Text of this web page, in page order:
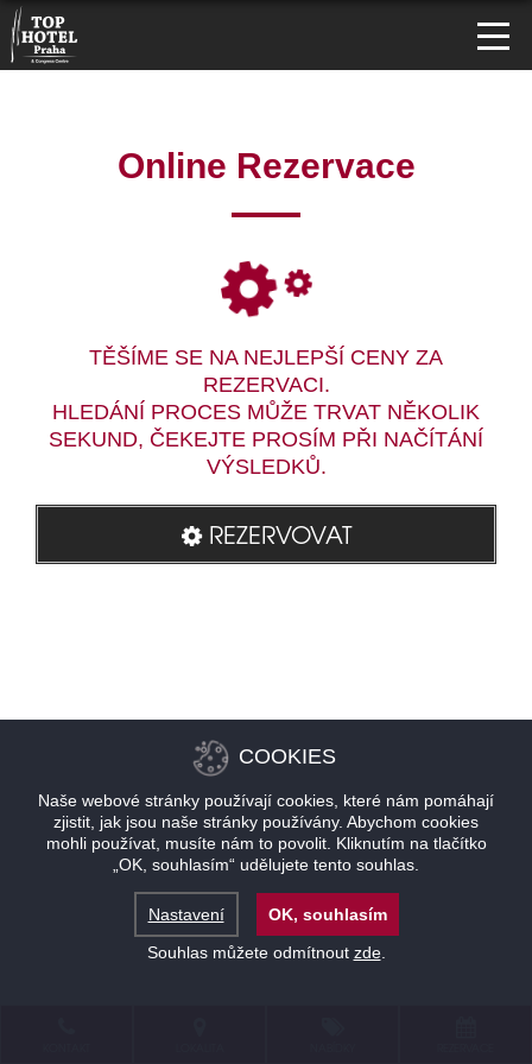
Online Rezervace
TĚŠÍME SE NA NEJLEPŠÍ CENY ZA
REZERVACI.
HLEDÁNÍ PROCES MŮŽE TRVAT NĚKOLIK
SEKUND, ČEKEJTE PROSÍM PŘI NAČÍTÁNÍ
VÝSLEDKŮ.
REZERVOVAT
COOKIES
Naše webové stránky používají cookies, které nám pomáhají
zjistit, jak jsou naše stránky používány. Abychom cookies
mohli používat, musíte nám to povolit. Kliknutím na tlačítko
„OK, souhlasím“ udělujete tento souhlas.
Nastavení
OK, souhlasím
Souhlas můžete odmítnout zde.